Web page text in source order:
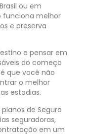
ou em
funciona melhor
e preserva
e pensar em
do começo
que você não
o melhor
estadias.
de Seguro
seguradoras,
em um